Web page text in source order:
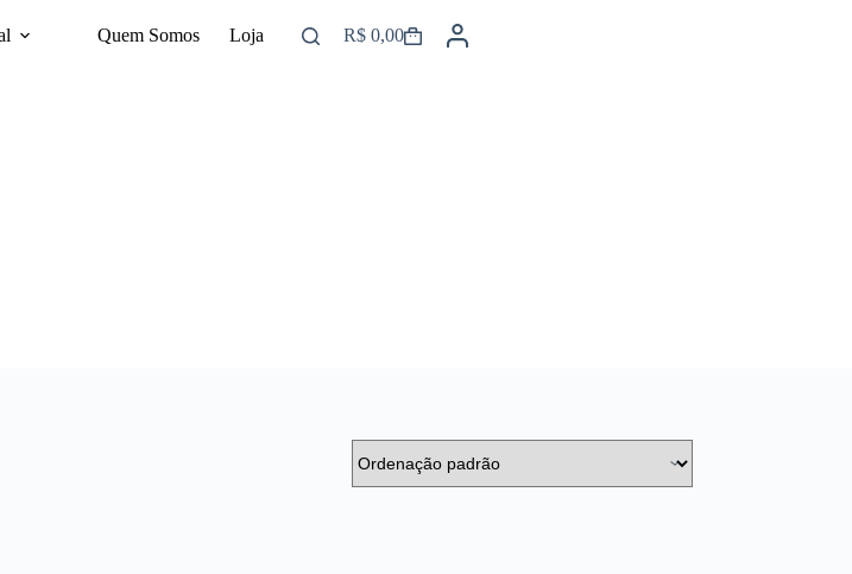
Quem Somos Loja Carrinho
R$ 0,00